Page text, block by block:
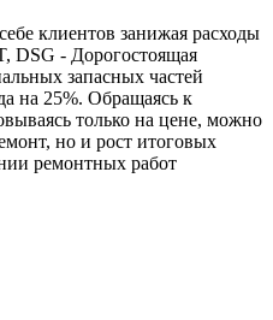
клиентов занижая расходы
- Дорогостоящая
запасных частей
на 25%. Обращаясь к
только на цене, можно
но и рост итоговых
ремонтных работ